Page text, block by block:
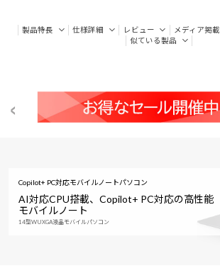
製品特長 仕様詳細 レビュー メディア掲載
似ている製品
Copilot+ PC対応モバイルノートパソコン
AI対応CPU搭載、 Copilot+ PC対応の高性能
モバイルノート
14型WUXGA液晶モバイルパソコン